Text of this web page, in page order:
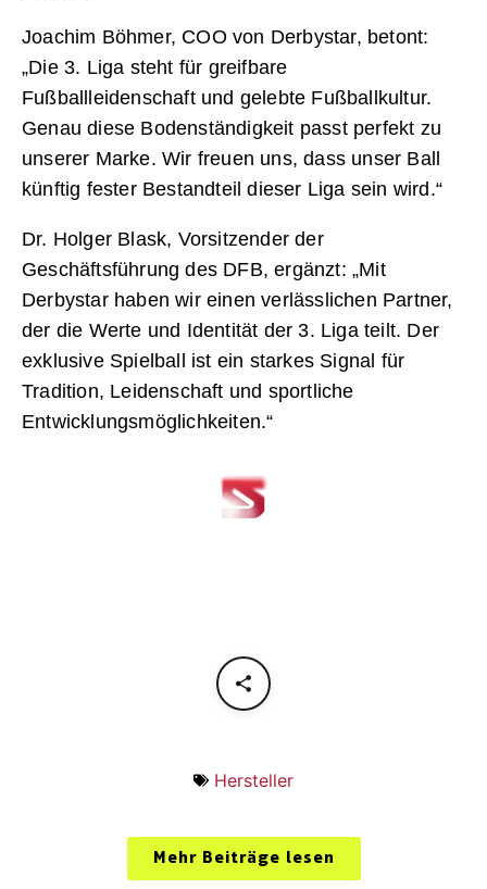
Joachim Böhmer, COO von Derbystar, betont:
„Die 3. Liga steht für greifbare
Fußballleidenschaft und gelebte Fußballkultur.
Genau diese Bodenständigkeit passt perfekt zu
unserer Marke. Wir freuen uns, dass unser Ball
künftig fester Bestandteil dieser Liga sein wird.“
Dr. Holger Blask, Vorsitzender der
Geschäftsführung des DFB, ergänzt: „Mit
Derbystar haben wir einen verlässlichen Partner,
der die Werte und Identität der 3. Liga teilt. Der
exklusive Spielball ist ein starkes Signal für
Tradition, Leidenschaft und sportliche
Entwicklungsmöglichkeiten.“
Hersteller
Mehr Beiträge lesen